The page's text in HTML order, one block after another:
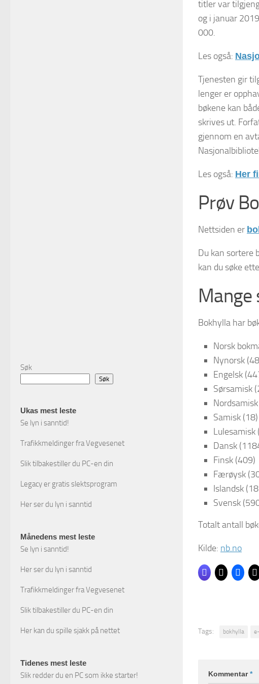
titler var
og i januar
000.
Les også:
Tjenesten gir
lenger er
bøkene kan
skrives ut.
gjennom en
Les også: Her
Prøv
Nettsiden er
Du kan sortere
kan du søke
Mange
Bokhylla har
Norsk
Nynorsk
Engelsk
Sørsamisk
Samisk (18)
Lulesamisk
Dansk
Finsk (409)
Færøysk
Islandsk
Svensk
Totalt antall
Kilde: nb.no
Tags: bokhylla
Kommentar*
Søk
Søk
Ukas mest leste
Se lyn i sanntid!
Trafikkmeldinger fra Vegvesenet
Slik tilbakestiller du PC-en din
Legacy er gratis slektsprogram
Her ser du lyn i sanntid
Månedens mest leste
Se lyn i sanntid!
Her ser du lyn i sanntid
Trafikkmeldinger fra Vegvesenet
Slik tilbakestiller du PC-en din
Her kan du spille sjakk på nettet
Tidenes mest leste
Slik redder du en PC som ikke starter!